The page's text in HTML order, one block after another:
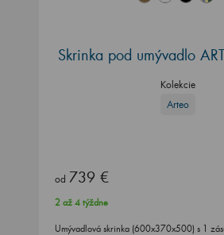
Skrinka pod umývadlo
Kolekcie
Arteo
od 739 €
2 až 4 týždne
Umývadlová skrinka (600x370x500) s 1